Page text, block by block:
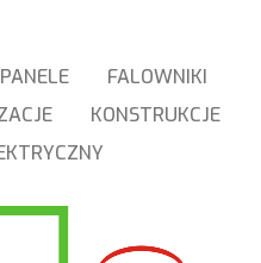
PANELE
FALOWNIKI
KONSTRUKCJE